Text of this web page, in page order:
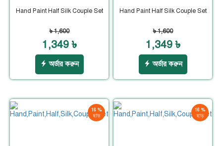
Hand Paint Half Silk Couple Set
৳ 1,600
1,349 ৳
অর্ডার করুন
Hand Paint Half Silk Couple Set
৳ 1,600
1,349 ৳
অর্ডার করুন
16 %
ছাড়
16 %
ছাড়